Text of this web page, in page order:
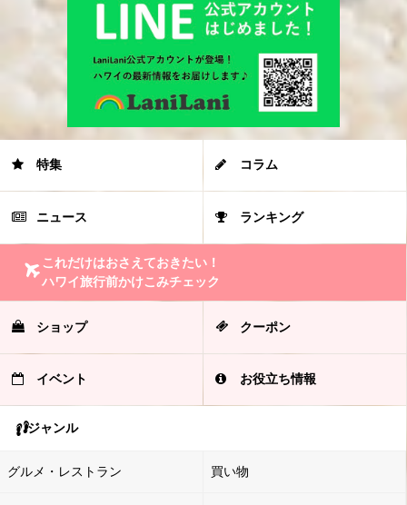
特集 コラム
ニュース ランキング
これだけはおさえておきたい！
ハワイ旅行前かけこみチェック
ショップ クーポン
イベント お役立ち情報
ジャンル
グルメ・レストラン 買い物